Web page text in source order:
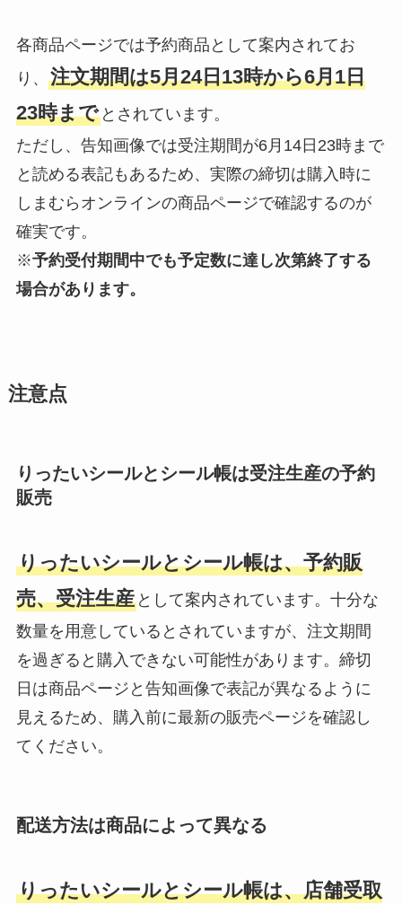
各商品ページでは予約商品として案内されてお
り、 注文期間は5月24日13時から6月1日
23時までとされています。
ただし、告知画像では受注期間が6月14日23時まで
と読める表記もあるため、実際の締切は購入時に
しまむらオンラインの商品ページで確認するのが
確実です。
※予約受付期間中でも予定数に達し次第終了する
場合があります。
注意点
りったいシールとシール帳は受注生産の予約
販売
りったいシールとシール帳は、予約販
売、受注生産として案内されています。十分な
数量を用意しているとされていますが、注文期間
を過ぎると購入できない可能性があります。締切
日は商品ページと告知画像で表記が異なるように
見えるため、購入前に最新の販売ページを確認し
てください。
配送方法は商品によって異なる
りったいシールとシール帳は、店舗受取